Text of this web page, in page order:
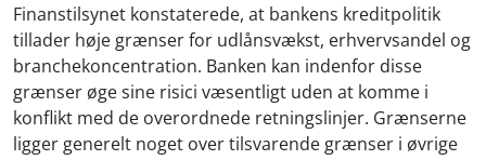
Finanstilsynet konstaterede, at bankens kreditpolitik
tillader høje grænser for udlånsvækst, erhvervsandel og
branchekoncentration. Banken kan indenfor disse
grænser øge sine risici væsentligt uden at komme i
konflikt med de overordnede retningslinjer. Grænserne
ligger generelt noget over tilsvarende grænser i øvrige